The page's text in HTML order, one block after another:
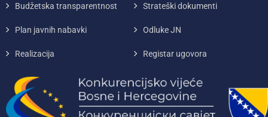
Budžetska transparentnost Strateški dokumenti
Plan javnih nabavki Odluke JN
Realizacija Registar ugovora